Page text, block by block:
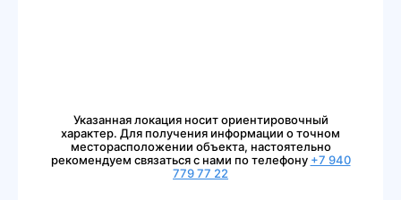
Указанная локация носит ориентировочный
характер. Для получения информации о точном
месторасположении объекта, настоятельно
рекомендуем связаться с нами по телефону +7 940
779 77 22